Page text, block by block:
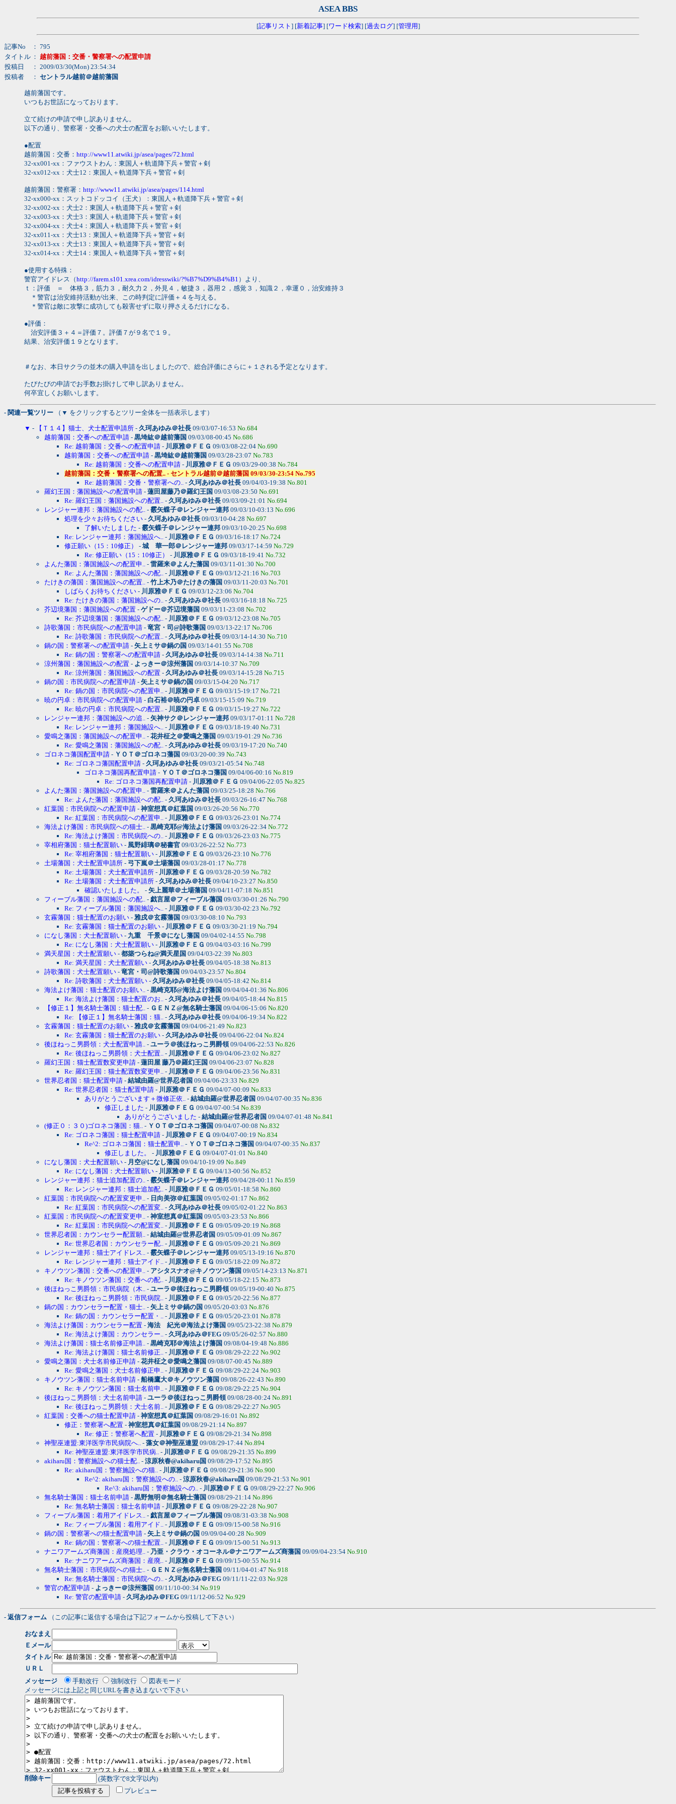
ASEA BBS
[記事リスト ] [新着記事] [ワード検索] [過去ログ] [管理用]
記事No
： 795
タイトル ： 越前藩国：交番・警察署への配置申請
投稿日
： 2009/03/30(Mon) 23:54:34
投稿者
： セントラル越前＠越前藩国
越前藩国です。
いつもお世話になっております。
立て続けの申請で申し訳ありません。
以下の通り、警察署・交番への犬士の配置をお願いいたします。
●配置
越前藩国：交番： http://www11.atwiki.jp/asea/pages/72.html
32-xx001-xx：ファウストわん：東国人＋軌道降下兵＋警官＋剣
32-xx012-xx：犬士12：東国人＋軌道降下兵＋警官＋剣
越前藩国：警察署： http://www11.atwiki.jp/asea/pages/114.html
32-xx000-xx：スットコドッコイ（王犬）：東国人＋軌道降下兵＋警官＋剣
32-xx002-xx：犬士2：東国人＋軌道降下兵＋警官＋剣
32-xx003-xx：犬士3：東国人＋軌道降下兵＋警官＋剣
32-xx004-xx：犬士4：東国人＋軌道降下兵＋警官＋剣
32-xx011-xx：犬士13：東国人＋軌道降下兵＋警官＋剣
32-xx013-xx：犬士13：東国人＋軌道降下兵＋警官＋剣
32-xx014-xx：犬士14：東国人＋軌道降下兵＋警官＋剣
●使用する特殊：
警官アイドレス（http://farem.s101.xrea.com/idresswiki/?%B7%D9%B4%B1 ）より、
ｔ：評価 ＝ 体格３，筋力３，耐久力２，外見４，敏捷３，器用２，感覚３，知識２，幸運０，治安維持３
＊警官は治安維持活動が出来、この時判定に評価＋４を与える。
＊警官は敵に攻撃に成功しても殺害せずに取り押さえるだけになる。
●評価：
治安評価３＋４＝評価７。評価７が９名で１９。
結果、治安評価１９となります。
＃なお、本日サクラの並木の購入申請を出しましたので、総合評価にさらに＋１される予定となります。
たびたびの申請でお手数お掛けして申し訳ありません。
何卒宜しくお願いします。
- 関連一覧ツリー （▼ をクリックするとツリー全体を一括表示します）
▼ - 【Ｔ１４】猫士、犬士配置申請所 - 久珂あゆみ＠社長 09/03/07-16:53 No.684
越前藩国：交番への配置申請 - 黒埼紘＠越前藩国 09/03/08-00:45 No.686
Re: 越前藩国：交番への配置申請 - 川原雅＠ＦＥＧ 09/03/08-22:04 No.690
越前藩国：交番への配置申請 - 黒埼紘＠越前藩国 09/03/28-23:07 No.783
Re: 越前藩国：交番への配置申請 - 川原雅＠ＦＥＧ 09/03/29-00:38 No.784
越前藩国：交番・警察署への配置.. - セントラル越前＠越前藩国 09/03/30-23:54 No.795
Re: 越前藩国：交番・警察署への.. - 久珂あゆみ＠社長 09/04/03-19:38 No.801
羅幻王国：藩国施設への配置申請 - 蓮田屋藤乃＠羅幻王国 09/03/08-23:50 No.691
Re: 羅幻王国：藩国施設への配置.. - 久珂あゆみ＠社長 09/03/09-21:01 No.694
レンジャー連邦：藩国施設への配.. - 霰矢蝶子＠レンジャー連邦 09/03/10-03:13 No.696
処理を少々お待ちください - 久珂あゆみ＠社長 09/03/10-04:28 No.697
了解いたしました - 霰矢蝶子＠レンジャー連邦 09/03/10-20:25 No.698
Re: レンジャー連邦：藩国施設へ.. - 川原雅＠ＦＥＧ 09/03/16-18:17 No.724
修正願い（15：10修正）
- 城 華一郎＠レンジャー連邦 09/03/17-14:59 No.729
Re: 修正願い（15：10修正）
- 川原雅＠ＦＥＧ 09/03/18-19:41 No.732
よんた藩国：藩国施設への配置申.. - 雷羅来＠よんた藩国 09/03/11-01:30 No.700
Re: よんた藩国：藩国施設への配.. - 川原雅＠ＦＥＧ 09/03/12-21:16 No.703
たけきの藩国：藩国施設への配置.. - 竹上木乃＠たけきの藩国 09/03/11-20:03 No.701
しばらくお待ちください - 川原雅＠ＦＥＧ 09/03/12-23:06 No.704
Re: たけきの藩国：藩国施設への.. - 久珂あゆみ＠社長 09/03/16-18:18 No.725
芥辺境藩国：藩国施設への配置 - ゲドー＠芥辺境藩国 09/03/11-23:08 No.702
Re: 芥辺境藩国：藩国施設への配.. - 川原雅＠ＦＥＧ 09/03/12-23:08 No.705
詩歌藩国：市民病院への配置申請 - 竜宮・司@詩歌藩国 09/03/13-22:17 No.706
Re: 詩歌藩国：市民病院への配置.. - 久珂あゆみ＠社長 09/03/14-14:30 No.710
鍋の国：警察署への配置申請 - 矢上ミサ＠鍋の国 09/03/14-01:55 No.708
Re: 鍋の国：警察署への配置申請 - 久珂あゆみ＠社長 09/03/14-14:38 No.711
涼州藩国：藩国施設への配置 - よっきー＠涼州藩国 09/03/14-10:37 No.709
Re: 涼州藩国：藩国施設への配置 - 久珂あゆみ＠社長 09/03/14-15:28 No.715
鍋の国：市民病院への配置申請 - 矢上ミサ＠鍋の国 09/03/15-04:20 No.717
Re: 鍋の国：市民病院への配置申.. - 川原雅＠ＦＥＧ 09/03/15-19:17 No.721
暁の円卓：市民病院への配置申請 - 白石裕＠暁の円卓 09/03/15-15:09 No.719
Re: 暁の円卓：市民病院への配置.. - 川原雅＠ＦＥＧ 09/03/15-19:27 No.722
レンジャー連邦：藩国施設への追.. - 矢神サク＠レンジャー連邦 09/03/17-01:11 No.728
Re: レンジャー連邦：藩国施設へ.. - 川原雅＠ＦＥＧ 09/03/18-19:40 No.731
愛鳴之藩国：藩国施設への配置申.. - 花井柾之＠愛鳴之藩国 09/03/19-01:29 No.736
Re: 愛鳴之藩国：藩国施設への配.. - 久珂あゆみ＠社長 09/03/19-17:20 No.740
ゴロネコ藩国配置申請 - ＹＯＴ＠ゴロネコ藩国 09/03/20-00:39 No.743
Re: ゴロネコ藩国配置申請 - 久珂あゆみ＠社長 09/03/21-05:54 No.748
ゴロネコ藩国再配置申請 - ＹＯＴ＠ゴロネコ藩国 09/04/06-00:16 No.819
Re: ゴロネコ藩国再配置申請 - 川原雅＠ＦＥＧ 09/04/06-22:05 No.825
よんた藩国：藩国施設への配置申.. - 雷羅来＠よんた藩国 09/03/25-18:28 No.766
Re: よんた藩国：藩国施設への配.. - 久珂あゆみ＠社長 09/03/26-16:47 No.768
紅葉国：市民病院への配置申請 - 神室想真＠紅葉国 09/03/26-20:56 No.770
Re: 紅葉国：市民病院への配置申.. - 川原雅＠ＦＥＧ 09/03/26-23:01 No.774
海法よけ藩国：市民病院への猫士.. - 黒崎克耶@海法よけ藩国 09/03/26-22:34 No.772
Re: 海法よけ藩国：市民病院への.. - 川原雅＠ＦＥＧ 09/03/26-23:03 No.775
宰相府藩国：猫士配置願い - 風野緋璃＠秘書官 09/03/26-22:52 No.773
Re: 宰相府藩国：猫士配置願い - 川原雅＠ＦＥＧ 09/03/26-23:10 No.776
土場藩国：犬士配置申請所 - 弓下嵐＠土場藩国 09/03/28-01:17 No.778
Re: 土場藩国：犬士配置申請所 - 川原雅＠ＦＥＧ 09/03/28-20:59 No.782
Re: 土場藩国：犬士配置申請所 - 久珂あゆみ＠社長 09/04/10-23:27 No.850
確認いたしました。
- 矢上麗華＠土場藩国 09/04/11-07:18 No.851
フィーブル藩国：藩国施設への配.. - 戯言屋＠フィーブル藩国 09/03/30-01:26 No.790
Re: フィーブル藩国：藩国施設へ.. - 川原雅＠ＦＥＧ 09/03/30-02:23 No.792
玄霧藩国：猫士配置のお願い - 雅戌＠玄霧藩国 09/03/30-08:10 No.793
Re: 玄霧藩国：猫士配置のお願い - 川原雅＠ＦＥＧ 09/03/30-21:19 No.794
になし藩国：犬士配置願い - 九重 千景＠になし藩国 09/04/02-14:55 No.798
Re: になし藩国：犬士配置願い - 川原雅＠ＦＥＧ 09/04/03-03:16 No.799
満天星国：犬士配置願い - 都築つらね@満天星国 09/04/03-22:39 No.803
Re: 満天星国：犬士配置願い - 久珂あゆみ＠社長 09/04/05-18:38 No.813
詩歌藩国：犬士配置願い - 竜宮・司@詩歌藩国 09/04/03-23:57 No.804
Re: 詩歌藩国：犬士配置願い - 久珂あゆみ＠社長 09/04/05-18:42 No.814
海法よけ藩国：猫士配置のお願い.. - 黒崎克耶@海法よけ藩国 09/04/04-01:36 No.806
Re: 海法よけ藩国：猫士配置のお.. - 久珂あゆみ＠社長 09/04/05-18:44 No.815
【修正１】無名騎士藩国：猫士配.. - ＧＥＮＺ@無名騎士藩国 09/04/06-15:06 No.820
Re: 【修正１】無名騎士藩国：猫.. - 久珂あゆみ＠社長 09/04/06-19:34 No.822
玄霧藩国：猫士配置のお願い - 雅戌＠玄霧藩国 09/04/06-21:49 No.823
Re: 玄霧藩国：猫士配置のお願い - 久珂あゆみ＠社長 09/04/06-22:04 No.824
後ほねっこ男爵領：犬士配置申請.. - ユーラ＠後ほねっこ男爵領09/04/06-22:53 No.826
Re: 後ほねっこ男爵領：犬士配置.. - 川原雅＠ＦＥＧ 09/04/06-23:02 No.827
羅幻王国：猫士配置数変更申請 - 蓮田屋 藤乃＠羅幻王国 09/04/06-23:07 No.828
Re: 羅幻王国：猫士配置数変更申.. - 川原雅＠ＦＥＧ 09/04/06-23:56 No.831
世界忍者国：猫士配置申請 - 結城由羅@世界忍者国 09/04/06-23:33 No.829
Re: 世界忍者国：猫士配置申請 - 川原雅＠ＦＥＧ 09/04/07-00:09 No.833
ありがとうございます＋微修正依.. - 結城由羅@世界忍者国 09/04/07-00:35 No.836
修正しました - 川原雅＠ＦＥＧ 09/04/07-00:54 No.839
ありがとうございました - 結城由羅@世界忍者国 09/04/07-01:48 No.841
(修正０：３０)ゴロネコ藩国：猫.. - ＹＯＴ＠ゴロネコ藩国 09/04/07-00:08 No.832
Re: ゴロネコ藩国：猫士配置申請 - 川原雅＠ＦＥＧ 09/04/07-00:19 No.834
Re^2: ゴロネコ藩国：猫士配置申.. - ＹＯＴ＠ゴロネコ藩国 09/04/07-00:35 No.837
修正しました。
- 川原雅＠ＦＥＧ 09/04/07-01:01 No.840
になし藩国：犬士配置願い - 月空@になし藩国 09/04/10-19:09 No.849
Re: になし藩国：犬士配置願い - 川原雅＠ＦＥＧ 09/04/13-00:56 No.852
レンジャー連邦：猫士追加配置の.. - 霰矢蝶子＠レンジャー連邦 09/04/28-00:11 No.859
Re: レンジャー連邦：猫士追加配.. - 川原雅＠ＦＥＧ 09/05/01-18:58 No.860
紅葉国：市民病院への配置変更申.. - 日向美弥＠紅葉国 09/05/02-01:17 No.862
Re: 紅葉国：市民病院への配置変.. - 久珂あゆみ＠社長 09/05/02-01:22 No.863
紅葉国：市民病院への配置変更申.. - 神室想真＠紅葉国 09/05/03-23:53 No.866
Re: 紅葉国：市民病院への配置変.. - 川原雅＠ＦＥＧ 09/05/09-20:19 No.868
世界忍者国：カウンセラー配置願.. - 結城由羅@世界忍者国 09/05/09-01:09 No.867
Re: 世界忍者国：カウンセラー配.. - 川原雅＠ＦＥＧ 09/05/09-20:21 No.869
レンジャー連邦：猫士アイドレス.. - 霰矢蝶子＠レンジャー連邦 09/05/13-19:16 No.870
Re: レンジャー連邦：猫士アイド.. - 川原雅＠ＦＥＧ 09/05/18-22:09 No.872
キノウツン藩国：交番への配置申.. - アシタスナオ@キノウツン藩国 09/05/14-23:13 No.871
Re: キノウツン藩国：交番への配.. - 川原雅＠ＦＥＧ 09/05/18-22:15 No.873
後ほねっこ男爵領：市民病院（木.. - ユーラ＠後ほねっこ男爵領09/05/19-00:40 No.875
Re: 後ほねっこ男爵領：市民病院.. - 川原雅＠ＦＥＧ 09/05/20-22:56 No.877
鍋の国：カウンセラー配置・猫士.. - 矢上ミサ＠鍋の国 09/05/20-03:03 No.876
Re: 鍋の国：カウンセラー配置・.. - 川原雅＠ＦＥＧ 09/05/20-23:01 No.878
海法よけ藩国：カウンセラー配置 - 海法 紀光＠海法よけ藩国 09/05/23-22:38 No.879
Re: 海法よけ藩国：カウンセラー.. - 久珂あゆみ＠FEG 09/05/26-02:57 No.880
海法よけ藩国：猫士名前修正申請.. - 黒崎克耶＠海法よけ藩国 09/08/04-19:48 No.886
Re: 海法よけ藩国：猫士名前修正.. - 川原雅＠ＦＥＧ 09/08/29-22:22 No.902
愛鳴之藩国：犬士名前修正申請 - 花井柾之＠愛鳴之藩国 09/08/07-00:45 No.889
Re: 愛鳴之藩国：犬士名前修正申.. - 川原雅＠ＦＥＧ 09/08/29-22:24 No.903
キノウツン藩国：猫士名前申請 - 船橋鷹大＠キノウツン藩国 09/08/26-22:43 No.890
Re: キノウツン藩国：猫士名前申.. - 川原雅＠ＦＥＧ 09/08/29-22:25 No.904
後ほねっこ男爵領：犬士名前申請 - ユーラ＠後ほねっこ男爵領09/08/28-00:24 No.891
Re: 後ほねっこ男爵領：犬士名前.. - 川原雅＠ＦＥＧ 09/08/29-22:27 No.905
紅葉国：交番への猫士配置申請 - 神室想真＠紅葉国 09/08/29-16:01 No.892
修正：警察署へ配置 - 神室想真＠紅葉国 09/08/29-21:14 No.897
Re: 修正：警察署へ配置 - 川原雅＠ＦＥＧ 09/08/29-21:34 No.898
神聖巫連盟:東洋医学市民病院へ.. - 藻女＠神聖巫連盟 09/08/29-17:44 No.894
Re: 神聖巫連盟:東洋医学市民病.. - 川原雅＠ＦＥＧ 09/08/29-21:35 No.899
akiharu国：警察施設への猫士配.. - 涼原秋春@akiharu国 09/08/29-17:52 No.895
Re: akiharu国：警察施設への猫.. - 川原雅＠ＦＥＧ 09/08/29-21:36 No.900
Re^2: akiharu国：警察施設への.. - 涼原秋春@akiharu国 09/08/29-21:53 No.901
Re^3: akiharu国：警察施設への.. - 川原雅＠ＦＥＧ 09/08/29-22:27 No.906
無名騎士藩国：猫士名前申請 - 黒野無明＠無名騎士藩国 09/08/29-21:14 No.896
Re: 無名騎士藩国：猫士名前申請 - 川原雅＠ＦＥＧ 09/08/29-22:28 No.907
フィーブル藩国：着用アイドレス.. - 戯言屋＠フィーブル藩国 09/08/31-03:38 No.908
Re: フィーブル藩国：着用アイド.. - 川原雅＠ＦＥＧ 09/09/15-00:58 No.916
鍋の国：警察署への猫士配置申請 - 矢上ミサ＠鍋の国 09/09/04-00:28 No.909
Re: 鍋の国：警察署への猫士配置.. - 川原雅＠ＦＥＧ 09/09/15-00:51 No.913
ナニワアームズ商藩国：産廃処理.. - 乃亜・クラウ・オコーネル＠ナニワアームズ商藩国 09/09/04-23:54 No.910
Re: ナニワアームズ商藩国：産廃.. - 川原雅＠ＦＥＧ 09/09/15-00:55 No.914
無名騎士藩国：市民病院への猫士.. - ＧＥＮＺ@無名騎士藩国 09/11/04-01:47 No.918
Re: 無名騎士藩国：市民病院への.. - 久珂あゆみ＠FEG 09/11/11-22:03 No.928
警官の配置申請 - よっきー＠涼州藩国 09/11/10-00:34 No.919
Re: 警官の配置申請 - 久珂あゆみ＠FEG 09/11/12-06:52 No.929
- 返信フォーム （この記事に返信する場合は下記フォームから投稿して下さい）
おなまえ
Ｅメール
タイトル
ＵＲＬ
メッセージ
手動改行 強制改行
図表モード
メッセージには上記と同じURLを書き込まないで下さい
削除キー
(英数字で8文字以内)
プレビュー